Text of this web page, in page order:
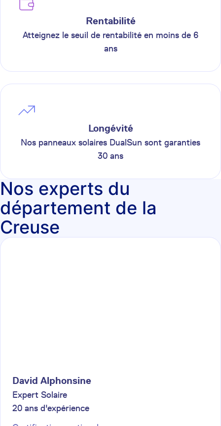
Rentabilité
Atteignez le seuil de rentabilité en moins de 6
ans
Longévité
Nos panneaux solaires DualSun sont garanties
30 ans
Nos experts du
département de la
Creuse
David Alphonsine
Expert Solaire
20 ans d'expérience